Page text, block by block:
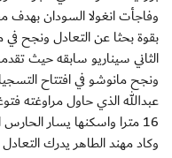
وفاجأت انغولا السودان بهدف
بقوة بحثا عن التعادل ونجح
الثاني سيناريو سابقه حيث
ونجح مانوشو في افتتاح
عبدالله الذي حاول مراوغته
16 مترا واسكنها يسار الحارس الهادي (5).